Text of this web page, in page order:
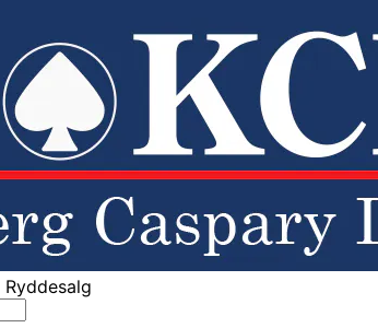
Ryddesalg